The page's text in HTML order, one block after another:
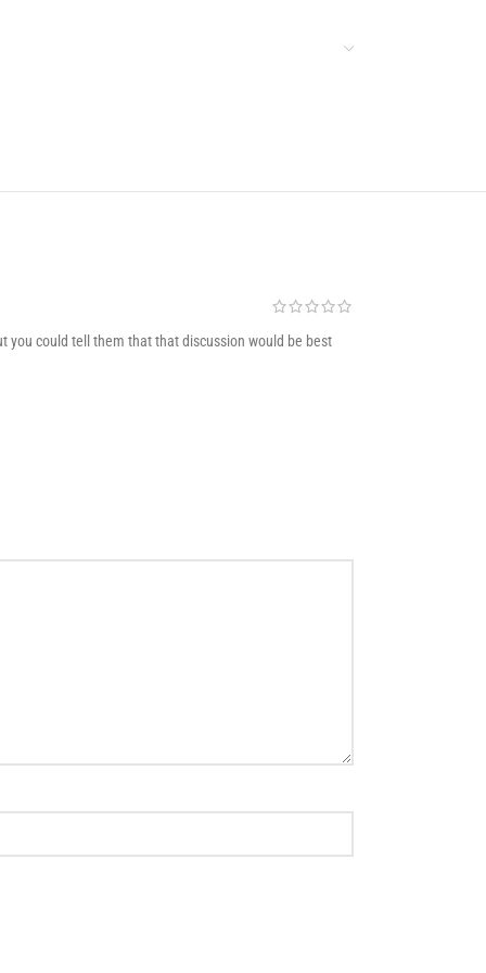
you could tell them that that discussion would be best